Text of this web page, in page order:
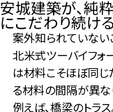
安城建築が、純
にこだわり続け
案外知られていない
北米式ツーバイフォ
は材料こそほぼ同
る材料の間隔が異な
例えば、橋梁のトラ